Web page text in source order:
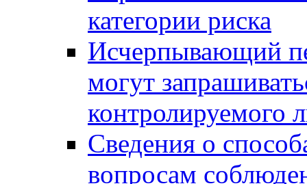
категории риска
Исчерпывающий
могут
контролируемого
Сведения о
вопросам